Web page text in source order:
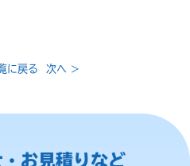
に戻る 次へ >
お見積りなど